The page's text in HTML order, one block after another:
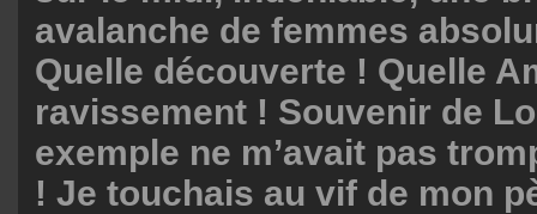
avalanche de femmes
Quelle découverte ! Quelle
ravissement ! Souvenir de
exemple ne m’avait pas
! Je touchais au vif de mon